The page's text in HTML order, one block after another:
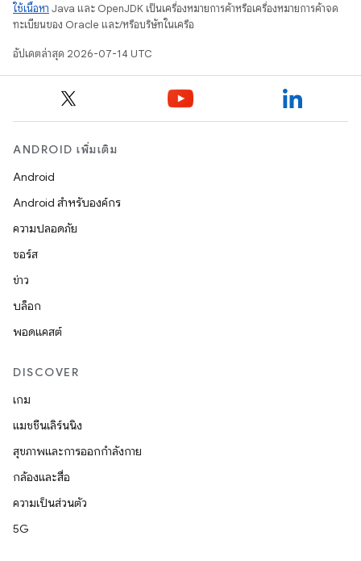
ใช้เนื้อหา Java และ OpenJDK เป็นเครื่องหมายการค้าหรือเครื่องหมายการค้าจด
ทะเบียนของ Oracle และ/หรือบริษัทในเครือ
อัปเดตล่าสุด 2026-07-14 UTC
ANDROID เพิ่มเติม
Android
Android สำหรับองค์กร
ความปลอดภัย
ซอร์ส
ข่าว
บล็อก
พอดแคสต์
DISCOVER
เกม
แมชชีนเลิร์นนิง
สุขภาพและการออกกำลังกาย
กล้องและสื่อ
ความเป็นส่วนตัว
5G